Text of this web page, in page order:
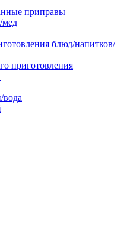
приправы
мед
блюд/напитков/
приготовления